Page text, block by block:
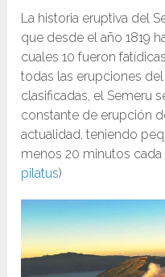
La historia eruptiva del
que desde el año 1819
cuales 10 fueron
todas las erupciones
clasificadas, el Semeru
constante de erupción
actualidad, teniendo
menos 20 minutos cada
pilatus)